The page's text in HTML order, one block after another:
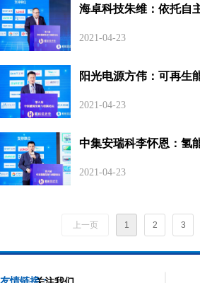
海卓科技朱维：依托自
一站式综合应用解决方案
2021-04-23
阳光电源方伟：可再生
氢”规模化发展提供经济
2021-04-23
中集安瑞科李怀恩：氢
全、高效、多元、规模
2021-04-23
上一页 1 2 3